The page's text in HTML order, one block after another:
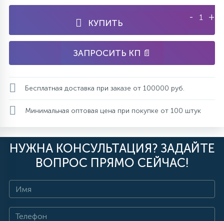
КУПИТЬ
- +
ЗАПРОСИТЬ КП 📄
Бесплатная доставка при заказе от 100000 руб.
Минимальная оптовая цена при покупке от 100 штук
НУЖНА КОНСУЛЬТАЦИЯ? ЗАДАЙТЕ
ВОПРОС ПРЯМО СЕЙЧАС!